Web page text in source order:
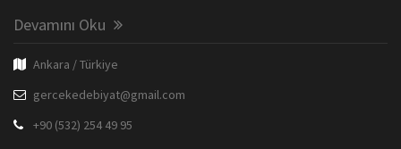
Devamını Oku
Ankara / Türkiye
gercekedebiyat@gmail.com
+90 (532) 254 49 95